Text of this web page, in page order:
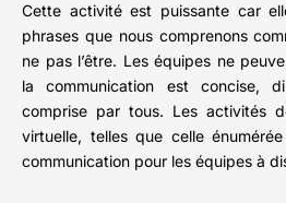
Cette activité est puissante car
phrases que nous comprenons
ne pas l’être. Les équipes ne
la communication est concise,
comprise par tous. Les activités
virtuelle, telles que celle
communication pour les équipes à